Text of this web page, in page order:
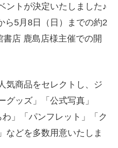
ントが決定いたしました♪
ら5月8日（日）までの約2
書店 鹿島店様主催での開
気商品をセレクトし、ジ
グッズ」「公式写真」
わ」「パンフレット」「ク
などを多数用意いたしま